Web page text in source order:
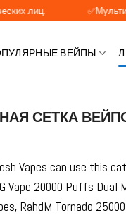
✅Мультибанко
ВЕЙПЫ
СЕТКА
Vapes can use this
Vape 20000 Puffs Dual
RahdM Tornado